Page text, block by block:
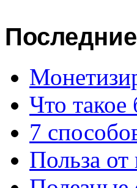
Последние
Что такое
7
Польза